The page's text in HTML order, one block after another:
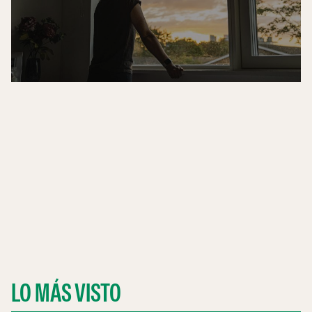
LO MÁS VISTO